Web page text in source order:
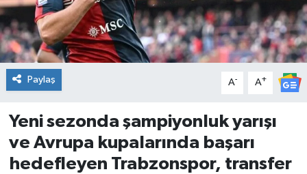
Paylaş A- A+
Yeni sezonda şampiyonluk yarışı
ve Avrupa kupalarında başarı
hedefleyen Trabzonspor, transfer
EKONOMİ
Erdek
Gömeç
Gönen
Havran